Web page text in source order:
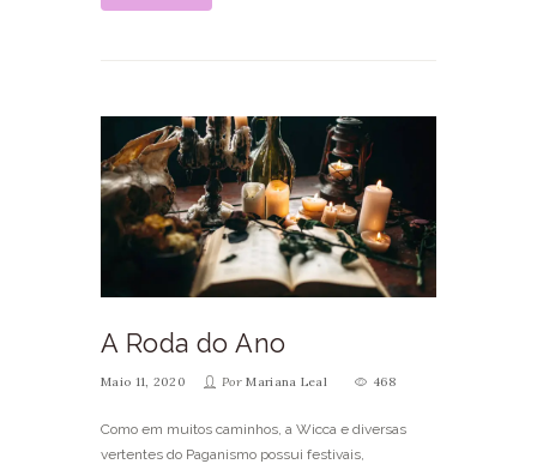
A Roda do Ano
Maio 11, 2020 PorMariana Leal 468
Como em muitos caminhos, a Wicca e diversas
vertentes do Paganismo possui festivais,